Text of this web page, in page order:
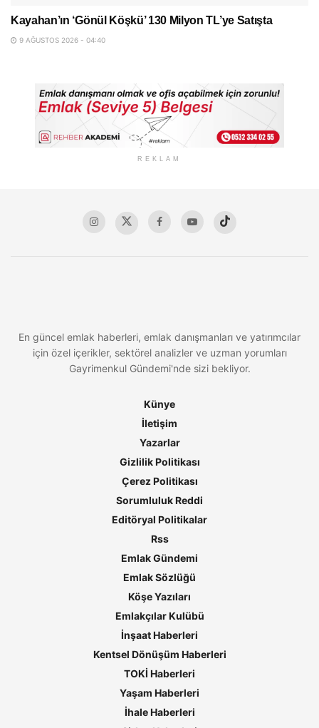
Kayahan’ın ‘Gönül Köşkü’ 130 Milyon TL’ye Satışta
9 AĞUSTOS 2026 - 04:40
REKLAM
En güncel emlak haberleri, emlak danışmanları ve yatırımcılar
için özel içerikler, sektörel analizler ve uzman yorumları
Gayrimenkul Gündemi'nde sizi bekliyor.
Künye
İletişim
Yazarlar
Gizlilik Politikası
Çerez Politikası
Sorumluluk Reddi
Editöryal Politikalar
Rss
Emlak Gündemi
Emlak Sözlüğü
Köşe Yazıları
Emlakçılar Kulübü
İnşaat Haberleri
Kentsel Dönüşüm Haberleri
TOKİ Haberleri
Yaşam Haberleri
İhale Haberleri